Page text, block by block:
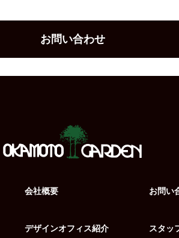
お問い合わせ
会社概要
デザインオフィス紹介
お問い
スタッ